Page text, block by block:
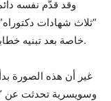
وقد قدّم نفسه
“ثلاث شهادات
خاصة بعد تبنيه خطاباً ناقداً للمؤسسات الغربية والإعلام التقليدي.
غير أن هذه الصورة
وسويسرية تحدثت عن